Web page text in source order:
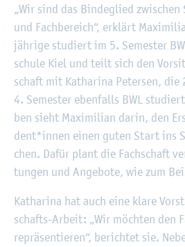
„Wir sind das Bin­de­glied
und Fach­be­reich“, er­klärt
jäh­ri­ge stu­diert im 5. Se­mes­ter
schu­le Kiel und teilt sich den
schaft mit Ka­tha­ri­na Pe­ter­sen,
4. Se­mes­ter eben­falls BWL
ben sieht Ma­xi­mi­li­an darin, den
dent*innen einen guten Start ins
chen. Dafür plant die Fach­schaft
tun­gen und An­ge­bo­te, wie zum
Ka­tha­ri­na hat auch eine klare
schafts-Ar­beit: „Wir möch­ten den
re­prä­sen­tie­ren“, be­rich­tet sie.
©